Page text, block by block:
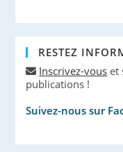
RESTEZ
Inscrivez-vous et
publications !
Suivez-nous sur